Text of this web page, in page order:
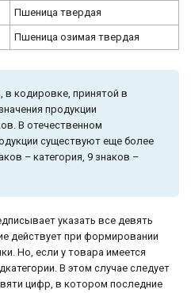
Пшеница твердая
Пшеница озимая твердая
в кодировке, принятой в
продукции
В отечественном
существуют еще более
– категория, 9 знаков –
указать все девять
действует при формировании
Но, если у товара имеется
В этом случае следует
цифр, в котором последние